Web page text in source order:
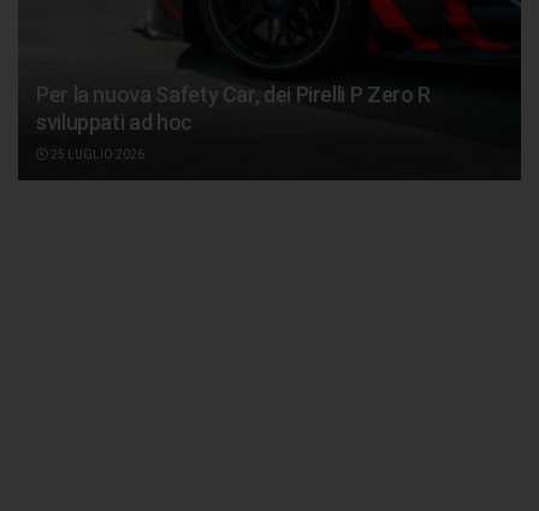
Per la nuova Safety Car, dei Pirelli P Zero R
sviluppati ad hoc
25 LUGLIO 2026